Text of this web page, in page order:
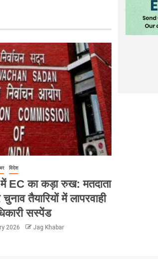
विदेश
EC का कड़ा रुख: मतदाता
तैयारियों में लापरवाही
सस्पेंड
2026 Jag Khabar